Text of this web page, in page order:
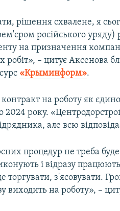
рішення схвалене, я
російського уряду)
на призначення
робіт», – цитує Аксенова
«Крыминформ».
на роботу як
2024 року.
але всю
процедур не треба
і відразу
торгувати, з'ясовувати.
виходить на роботу», –